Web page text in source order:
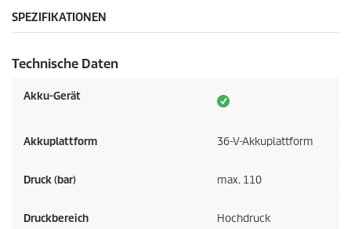
SPEZIFIKATIONEN
Technische Daten
Akku-Gerät
Akkuplattform 36-V-Akkuplattform
Druck (bar) max. 110
Druckbereich Hochdruck